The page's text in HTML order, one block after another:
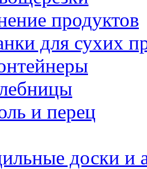
продуктов
для сухих
и перец
доски и